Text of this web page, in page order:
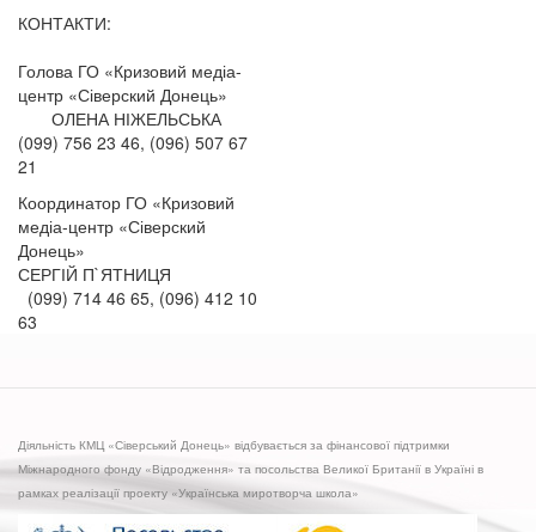
КОНТАКТИ:
Голова ГО «Кризовий медіа-
центр «Сіверский Донець»
ОЛЕНА НІЖЕЛЬСЬКА
(099) 756 23 46, (096) 507 67
21
Координатор ГО «Кризовий
медіа-центр «Сіверский
Донець»
СЕРГІЙ П`ЯТНИЦЯ
(099) 714 46 65, (096) 412 10
63
Діяльність КМЦ «Сіверський Донець» відбувається за фінансової підтримки
Міжнародного фонду «Відродження» та посольства Великої Британії в Україні в
рамках реалізації проекту «Українська миротворча школа»